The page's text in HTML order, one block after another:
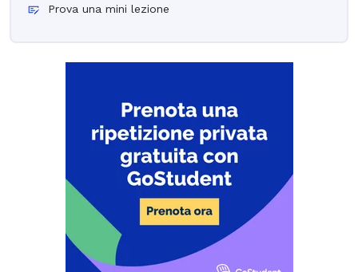
Prova una mini lezione